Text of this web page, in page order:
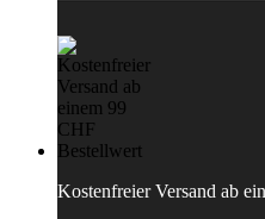
Kostenfreier Versand ab